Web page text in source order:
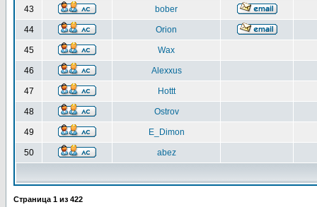
43 bober
44 Orion
45 Wax
46 Alexxus
47 Hottt
48 Ostrov
49 E_Dimon
50 abez
Страница 1 из 422